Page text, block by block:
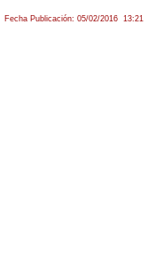
Fecha Publicación: 05/02/2016 13:21